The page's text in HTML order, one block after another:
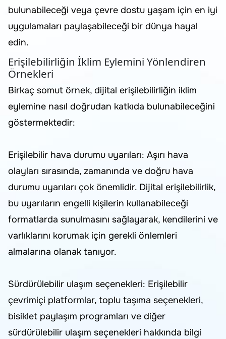
bulunabileceği veya çevre dostu yaşam için en iyi
uygulamaları paylaşabileceği bir dünya hayal
edin.
Erişilebilirliğin İklim Eylemini Yönlendiren
Örnekleri
Birkaç somut örnek, dijital erişilebilirliğin iklim
eylemine nasıl doğrudan katkıda bulunabileceğini
göstermektedir:
Erişilebilir hava durumu uyarıları: Aşırı hava
olayları sırasında, zamanında ve doğru hava
durumu uyarıları çok önemlidir. Dijital erişilebilirlik,
bu uyarıların engelli kişilerin kullanabileceği
formatlarda sunulmasını sağlayarak, kendilerini ve
varlıklarını korumak için gerekli önlemleri
almalarına olanak tanıyor.
Sürdürülebilir ulaşım seçenekleri: Erişilebilir
çevrimiçi platformlar, toplu taşıma seçenekleri,
bisiklet paylaşım programları ve diğer
sürdürülebilir ulaşım seçenekleri hakkında bilgi